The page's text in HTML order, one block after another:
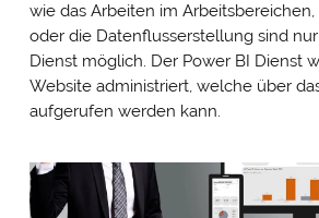
wie das Arbeiten im Arbeitsbereichen,
oder die Datenflusserstellung sind nur
Dienst möglich. Der Power BI Dienst
Website administriert, welche über
aufgerufen werden kann.